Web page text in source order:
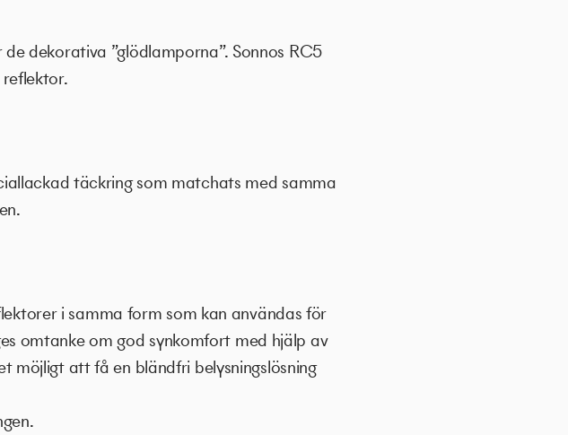
dekorativa ”glödlamporna”. Sonnos RC5
täckring som matchats med samma
i samma form som kan användas för
omtanke om god synkomfort med hjälp av
möjligt att få en bländfri belysningslösning